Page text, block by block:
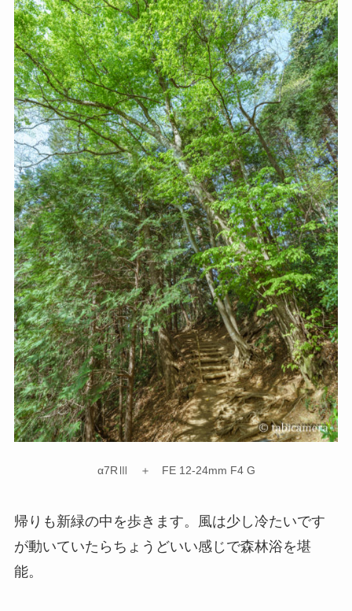
α7RⅢ ＋ FE 12-24mm F4 G
帰りも新緑の中を歩きます。風は少し冷たいです
が動いていたらちょうどいい感じで森林浴を堪
能。